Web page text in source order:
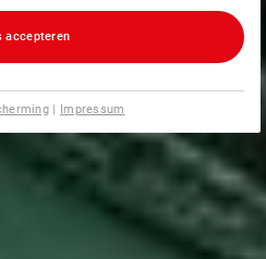
accepteren
| Impressum